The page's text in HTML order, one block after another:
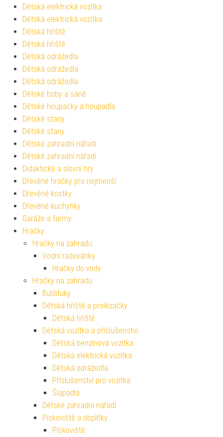
Dětská elektrická vozítka
Dětská elektrická vozítka
Dětská hřiště
Dětská hřiště
Dětská odrážedla
Dětská odrážedla
Dětská odrážedla
Dětské boby a sáně
Dětské houpačky a houpadla
Dětské stany
Dětské stany
Dětské zahradní nářadí
Dětské zahradní nářadí
Didaktické a slovní hry
Dřevěné hračky pro nejmenší
Dřevěné kostky
Dřevěné kuchyňky
Garáže a farmy
Hračky
Hračky na zahradu
Vodní radovánky
Hračky do vody
Hračky na zahradu
Bublifuky
Dětská hřiště a prolézačky
Dětská hřiště
Dětská vozítka a příslušenství
Dětská benzínová vozítka
Dětská elektrická vozítka
Dětská odrážedla
Příslušenství pro vozítka
Šlapadla
Dětské zahradní nářadí
Pískoviště a doplňky
Pískoviště